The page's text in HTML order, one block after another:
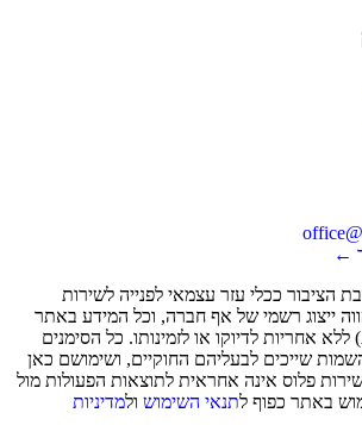
←
הציבור ככלי עזר עצמאי לפנייה לשירות
ייצוג רשמי של אף חברה, וכל המידע באתר
מוצג כפי שהוא (AS-IS) ללא אחריות לדיוקו או לזמינותו. כל הסימנים
שייכים לבעליהם החוקיים, ושימושם כאן
שירות פלוס אינה אחראית לתוצאות הפעולות מול
באתר כפוף לתנאי השימוש ולמדיניות